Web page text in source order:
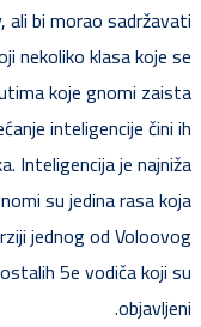
ali bi morao sadržavati
nekoliko klasa koje se
koje gnomi zaista
inteligencije čini ih
Inteligencija je najniža
su jedina rasa koja
jednog od Voloovog
5e vodiča koji su
objavljeni.